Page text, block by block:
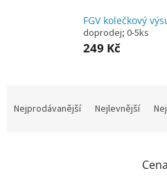
FGV kolečkový
doprodej; 0-5ks
249 Kč
Nejprodávanější Nejlevnější
Cena